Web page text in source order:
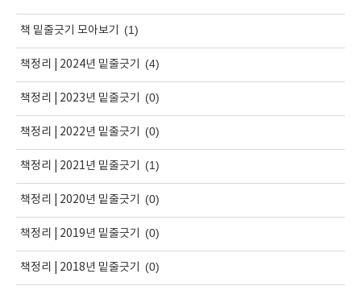
책 밑줄긋기 모아보기 (1)
책정리 | 2024년 밑줄긋기 (4)
책정리 | 2023년 밑줄긋기 (0)
책정리 | 2022년 밑줄긋기 (0)
책정리 | 2021년 밑줄긋기 (1)
책정리 | 2020년 밑줄긋기 (0)
책정리 | 2019년 밑줄긋기 (0)
책정리 | 2018년 밑줄긋기 (0)